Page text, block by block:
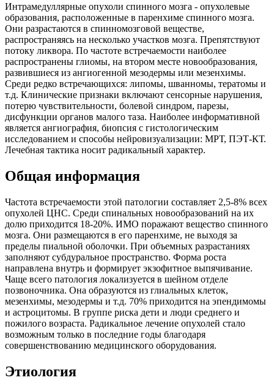
Интрамедуллярные опухоли спинного мозга - опухолевые
образования, расположенные в паренхиме спинного мозга.
Они разрастаются в спинномозговой веществе,
распространяясь на несколько участков мозга. Препятствуют
потоку ликвора. По частоте встречаемости наиболее
распространены глиомы, на втором месте новообразования,
развившиеся из ангиогенной мезодермы или мезенхимы.
Среди редко встречающихся: липомы, шванномы, тератомы и
т.д. Клинические признаки включают сенсорные нарушения,
потерю чувствительности, болевой синдром, парезы,
дисфункции органов малого таза. Наиболее информативной
является ангиография, биопсия с гистологическим
исследованием и способы нейровизуализации: МРТ, ПЭТ-КТ.
Лечебная тактика носит радикальный характер.
Общая информация
Частота встречаемости этой патологии составляет 2,5-8% всех
опухолей ЦНС. Среди спинальных новообразований на их
долю приходится 18-20%. ИМО поражают вещество спинного
мозга. Они размещаются в его паренхиме, не выходя за
пределы пиальной оболочки. При объемных разрастаниях
заполняют субдуральное пространство. Форма роста
направлена внутрь и формирует экзофитное выпячивание.
Чаще всего патология локализуется в шейном отделе
позвоночника. Она образуются из глиальных клеток,
мезенхимы, мезодермы и т.д. 70% приходится на эпендимомы
и астроцитомы. В группе риска дети и люди среднего и
пожилого возраста. Радикальное лечение опухолей стало
возможным только в последние годы благодаря
совершенствованию медицинского оборудования.
Этиология